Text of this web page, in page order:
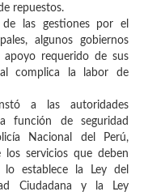
repuestos.
las gestiones por el
algunos gobiernos
apoyo requerido de sus
complica la labor de
a las autoridades
función de seguridad
Nacional del Perú,
servicios que deben
establece la Ley del
Ciudadana y la Ley